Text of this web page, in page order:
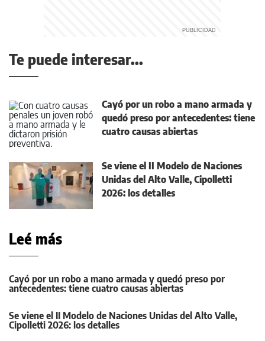
Te puede interesar...
Cayó por un robo a mano armada y
quedó preso por antecedentes: tiene
cuatro causas abiertas
Se viene el II Modelo de Naciones
Unidas del Alto Valle, Cipolletti
2026: los detalles
Leé más
Cayó por un robo a mano armada y quedó preso por
antecedentes: tiene cuatro causas abiertas
Se viene el II Modelo de Naciones Unidas del Alto Valle,
Cipolletti 2026: los detalles